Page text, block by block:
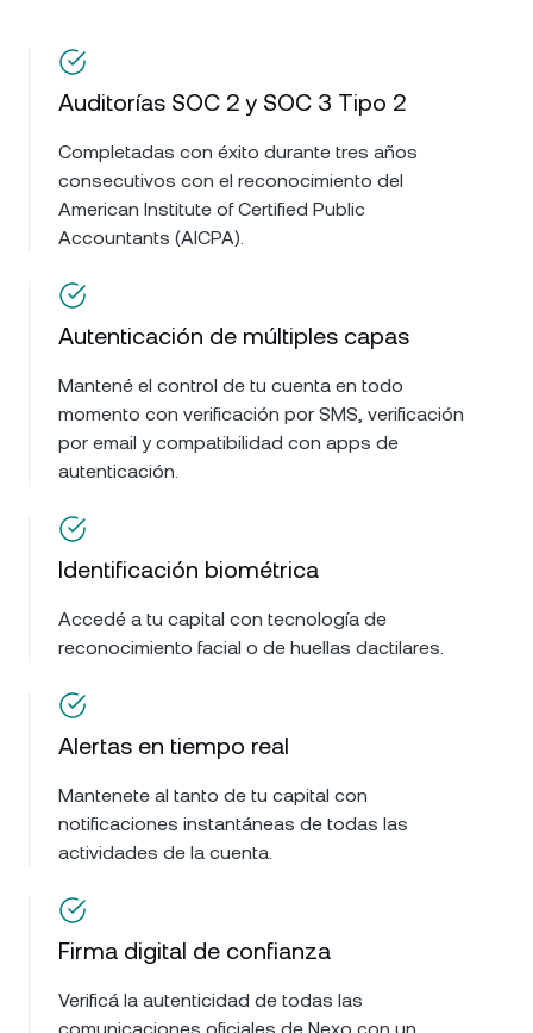
Auditorías SOC 2 y SOC 3 Tipo 2
Completadas con éxito durante tres años
consecutivos con el reconocimiento del
American Institute of Certified Public
Accountants (AICPA).
Autenticación de múltiples capas
Mantené el control de tu cuenta en todo
momento con verificación por SMS, verificación
por email y compatibilidad con apps de
autenticación.
Identificación biométrica
Accedé a tu capital con tecnología de
reconocimiento facial o de huellas dactilares.
Alertas en tiempo real
Mantenete al tanto de tu capital con
notificaciones instantáneas de todas las
actividades de la cuenta.
Firma digital de confianza
Verificá la autenticidad de todas las